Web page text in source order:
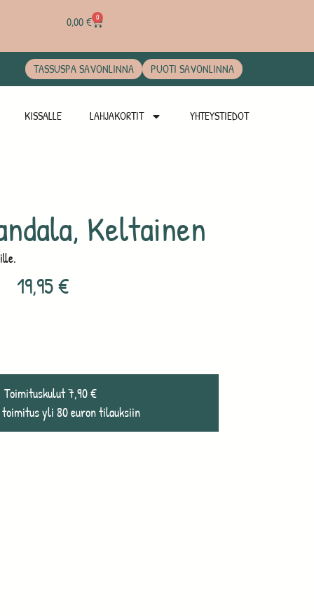
0,00€ 0
TASSUSPA SAVONLINNA PUOTI SAVONLINNA
KISSALLE LAHJAKORTIT YHTEYSTIEDOT
Keltainen
19,95€
Toimituskulut 7,90 €
toimitus yli 80 euron tilauksiin